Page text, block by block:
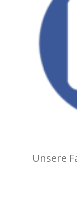
Unsere